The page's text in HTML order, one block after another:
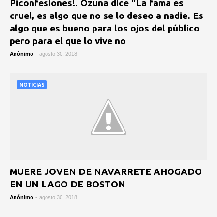
Piconfesiones!. Ozuna dice “La fama es
cruel, es algo que no se lo deseo a nadie. Es
algo que es bueno para los ojos del público
pero para el que lo vive no
Anónimo - agosto 30, 2018
NOTICIAS
MUERE JOVEN DE NAVARRETE AHOGADO
EN UN LAGO DE BOSTON
Anónimo - agosto 30, 2018